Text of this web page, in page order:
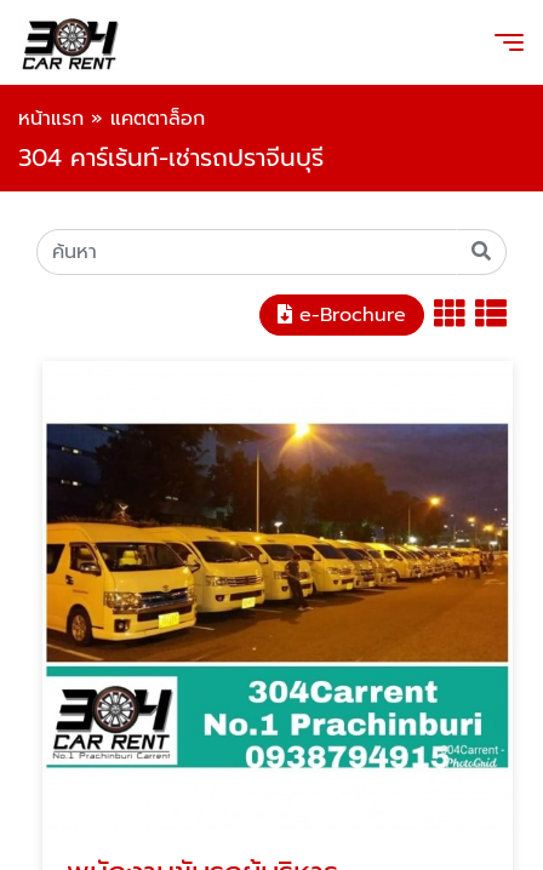
หน้าแรก » แคตตาล็อก
304 คาร์เร้นท์-เช่ารถปราจีนบุรี
e-Brochure